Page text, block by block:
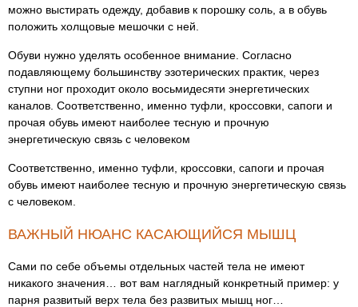
можно выстирать одежду, добавив к порошку соль, а в обувь
положить холщовые мешочки с ней.
Обуви нужно уделять особенное внимание. Согласно
подавляющему большинству эзотерических практик, через
ступни ног проходит около восьмидесяти энергетических
каналов. Соответственно, именно туфли, кроссовки, сапоги и
прочая обувь имеют наиболее тесную и прочную
энергетическую связь с человеком
Соответственно, именно туфли, кроссовки, сапоги и прочая
обувь имеют наиболее тесную и прочную энергетическую связь
с человеком.
ВАЖНЫЙ НЮАНС КАСАЮЩИЙСЯ МЫШЦ
Сами по себе объемы отдельных частей тела не имеют
никакого значения… вот вам наглядный конкретный пример: у
парня развитый верх тела без развитых мышц ног…